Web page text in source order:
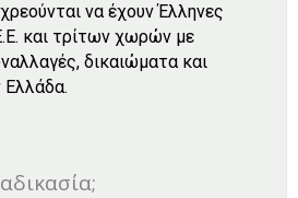
να έχουν Έλληνες
και τρίτων χωρών με
δικαιώματα και